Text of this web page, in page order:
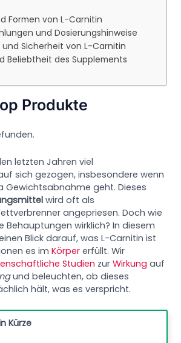
Formen von L-Carnitin
und Dosierungshinweise
Sicherheit von L-Carnitin
Beliebtheit des Supplements
Produkte
letzten Jahren viel
sich gezogen, insbesondere wenn
Gewichtsabnahme geht. Dieses
wird oft als
angepriesen. Doch wie
Behauptungen wirklich? In diesem
Blick darauf, was L-Carnitin ist
es imKörper erfüllt. Wir
Studien zurWirkung auf
und beleuchten, ob dieses
hält, was es verspricht.
Kürze